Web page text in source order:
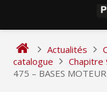
content
Actualités
catalogue
Chapitre
475 – BASES